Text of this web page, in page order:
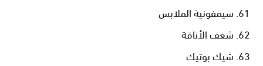
سيمفونية الملابس
شغف الأناقة
شيك بوتيك